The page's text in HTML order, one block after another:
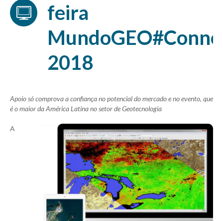
feira
2018
Apoio só comprova a confiança no potencial do mercado e no evento, que
é o maior da América Latina no setor de Geotecnologia
A